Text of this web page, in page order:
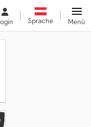
Sprache Menü